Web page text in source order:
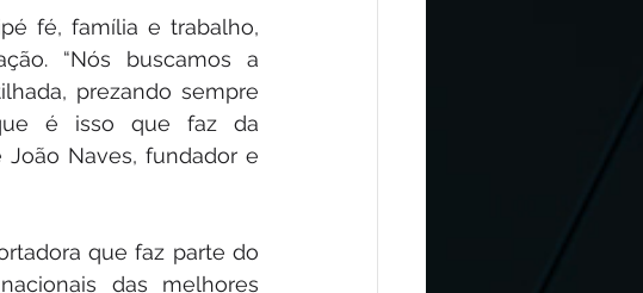
fé, família e trabalho,
“Nós buscamos a
prezando sempre
que é isso que faz da
João Naves, fundador e
que faz parte do
das melhores